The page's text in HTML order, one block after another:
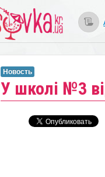
У школі №3
Новость